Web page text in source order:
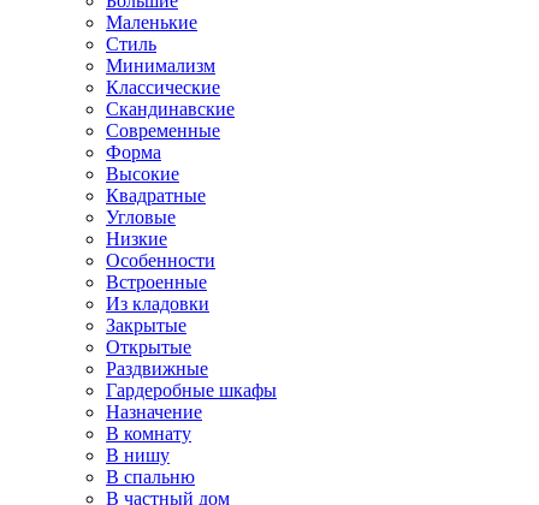
Маленькие
Стиль
Минимализм
Классические
Скандинавские
Современные
Форма
Высокие
Квадратные
Угловые
Низкие
Особенности
Встроенные
Из кладовки
Закрытые
Открытые
Раздвижные
Гардеробные шкафы
Назначение
В комнату
В нишу
В спальню
В частный дом